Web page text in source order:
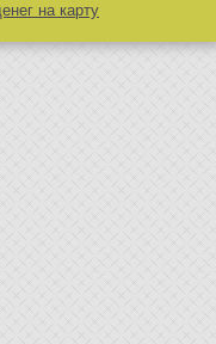
на карту